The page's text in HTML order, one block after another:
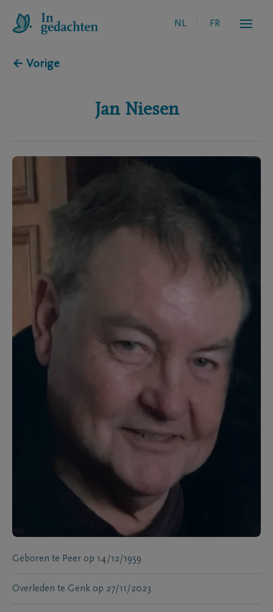
NL FR
← Vorige
Jan Niesen
Geboren te Peer op 14/12/1959
Overleden te Genk op 27/11/2023